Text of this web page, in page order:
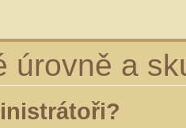
úrovně a